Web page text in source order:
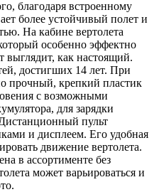
благодаря встроенному
более устойчивый полет и
На кабине вертолета
особенно эффектно
выглядит, как настоящий.
достигших 14 лет. При
прочный, крепкий пластик
с возможными
для зарядки
пульт
и дисплеем. Его удобная
движение вертолета.
в ассортименте без
может варьироваться и